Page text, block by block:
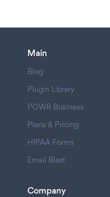
Main
Blog
Plugin Library
POWR Business
Plans & Pricing
HIPAA Forms
Email Blast
Company